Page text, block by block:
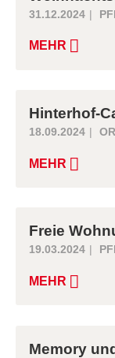
31.12.2024
MEHR
Hinterhof-
18.09.2024
MEHR
Freie
19.03.2024
MEHR
Memory